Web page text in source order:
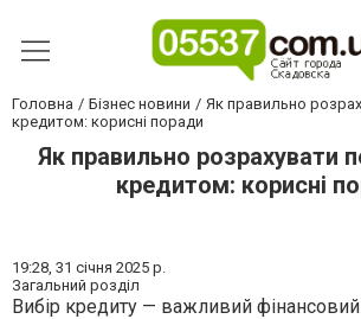
Головна Бізнес новини
Як правильно
кредитом: корисні поради
Як правильно розрахувати
кредитом: корисні
19:28, 31 січня 2025 р.
Загальний розділ
Вибір кредиту — важливий